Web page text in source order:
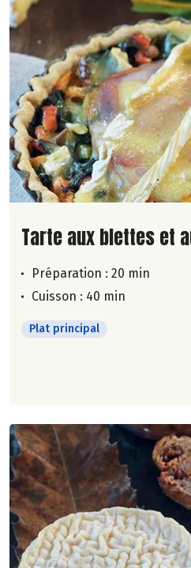
Lire la suite de la
Tarte aux blettes et
Préparation : 20 min
Cuisson : 40 min
Plat principal